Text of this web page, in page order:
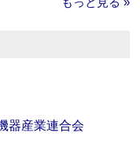
器産業連合会